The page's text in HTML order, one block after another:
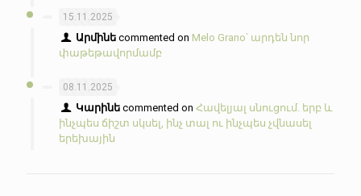
15.11.2025
Արմինե commented on Melo Grano՝ արդեն նոր
փաթեթավորմամբ
08.11.2025
Կարինե commented onՀավելյալ սնուցում. երբ և
ինչպես ճիշտ սկսել, ինչ տալ ու ինչպես չվնասել
երեխային